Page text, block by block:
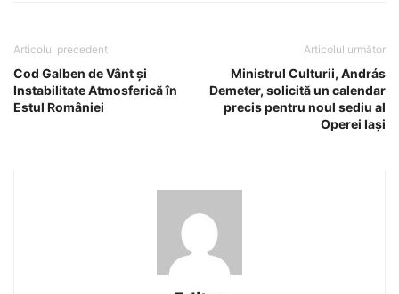
Articolul precedent
Cod Galben de Vânt și
Instabilitate Atmosferică în
Estul României
Articolul următor
Ministrul Culturii, András
Demeter, solicită un calendar
precis pentru noul sediu al
Operei Iași